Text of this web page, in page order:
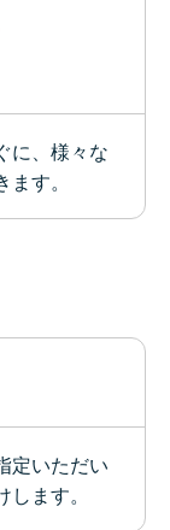
に、様々な
す。
定いただい
ます。